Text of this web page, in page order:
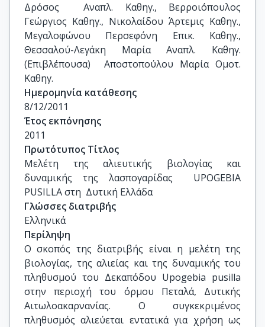
Δρόσος  Αναπλ. Καθηγ., Βερροιόπουλος
Γεώργιος Καθηγ., Νικολαίδου Άρτεμις Καθηγ.,
Μεγαλοφώνου Περσεφόνη Επικ. Καθηγ.,
Θεσσαλού-Λεγάκη Μαρία Αναπλ. Καθηγ.
(Επιβλέπουσα)  Αποστοπούλου Μαρία Ομοτ.
Καθηγ.
Ημερομηνία κατάθεσης
8/12/2011
Έτος εκπόνησης
2011
Πρωτότυπος Τίτλος
Μελέτη της αλιευτικής βιολογίας και
δυναμικής της λασπογαρίδας  UPOGEBIA
PUSILLA στη  Δυτική Ελλάδα
Γλώσσες διατριβής
Ελληνικά
Περίληψη
O σκοπός της διατριβής είναι η μελέτη της
βιολογίας, της αλιείας και της δυναμικής του
πληθυσμού του Δεκαπόδου Upogebia pusilla
στην περιοχή του όρμου Πεταλά, Δυτικής
Αιτωλοακαρνανίας. Ο συγκεκριμένος
πληθυσμός αλιεύεται εντατικά για χρήση ως